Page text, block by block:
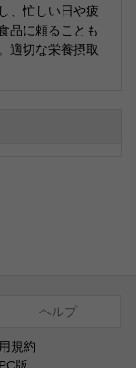
、忙しい日や疲
品に頼ることも
適切な栄養摂取
ヘルプ
規約